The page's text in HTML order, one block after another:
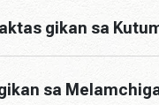
gikan sa
sa